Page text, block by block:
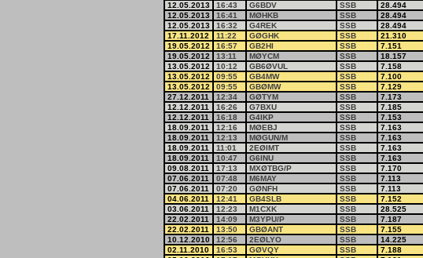
12.05.2013
16:43 G6BDV SSB 28.494
12.05.2013
16:41 MØHKB SSB 28.494
12.05.2013
16:32 G4REK SSB 28.494
17.11.2012
11:22 GØGHK SSB 21.310
19.05.2012
16:57 GB2HI SSB 7.151
19.05.2012
13:11 MØYCM SSB 18.157
13.05.2012
10:12 GB6ØVUL SSB 7.158
13.05.2012
09:55 GB4MW SSB 7.100
13.05.2012
09:55 GBØMW SSB 7.129
27.12.2011
12:34 GØTYM SSB 7.173
12.12.2011
16:26 G7BXU SSB 7.185
12.12.2011
16:18 G4IKP SSB 7.153
18.09.2011
12:16 MØEBJ SSB 7.163
18.09.2011
12:13 MØGUN/M SSB 7.163
18.09.2011
11:01 2EØIMT SSB 7.163
18.09.2011
10:47 G6INU SSB 7.163
09.08.2011
17:13 MXØTBG/P SSB 7.170
07.06.2011
07:48 M6MAY SSB 7.113
07.06.2011
07:20 GØNFH SSB 7.113
04.06.2011
12:41 GB4SLB SSB 7.152
03.06.2011
12:23 M1CXK SSB 28.525
22.02.2011
14:09 M3YPU/P SSB 7.187
22.02.2011
13:50 GBØANT SSB 7.155
10.12.2010
12:56 2EØLYO SSB 14.225
02.11.2010
16:53 GØVQY SSB 7.188